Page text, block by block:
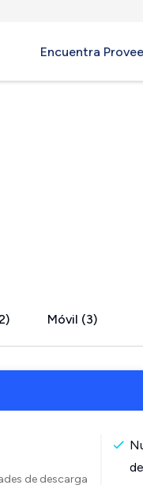
Encuentra
Móvil (3)
de descarga